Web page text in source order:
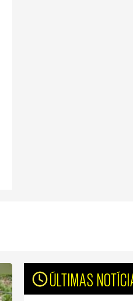
ÚLTIMAS